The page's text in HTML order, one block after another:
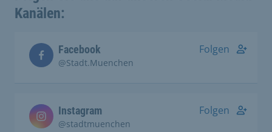
Kanälen:
Facebook
@Stadt.Muenchen
Folgen
Instagram
@stadtmuenchen
Folgen